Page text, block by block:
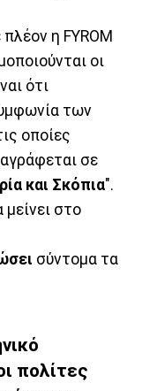
η FYROM
οι
ότι
των
οποίες
σε
και Σκόπια".
στο
σύντομα τα
πολίτες